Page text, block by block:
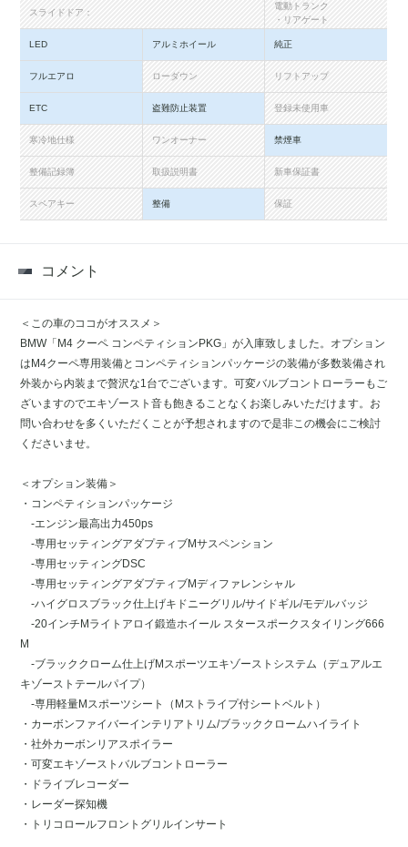
スライドドア：
電動トランク
・リアゲート
LED アルミホイール 純正
フルエアロ ローダウン リフトアップ
ETC 盗難防止装置 登録未使用車
寒冷地仕様 ワンオーナー 禁煙車
整備記録簿 取扱説明書 新車保証書
スペアキー 整備 保証
コメント
＜この車のココがオススメ＞
BMW「M4 クーペ コンペティションPKG」が入庫致しました。オプション
はM4クーペ専用装備とコンペティションパッケージの装備が多数装備され
外装から内装まで贅沢な1台でございます。可変バルブコントローラーもご
ざいますのでエキゾースト音も飽きることなくお楽しみいただけます。お
問い合わせを多くいただくことが予想されますので是非この機会にご検討
くださいませ。
＜オプション装備＞
・コンペティションパッケージ
-エンジン最高出力450ps
-専用セッティングアダプティブMサスペンション
-専用セッティングDSC
-専用セッティングアダプティブMディファレンシャル
-ハイグロスブラック仕上げキドニーグリル/サイドギル/モデルバッジ
-20インチMライトアロイ鍛造ホイール スタースポークスタイリング666
M
-ブラッククローム仕上げMスポーツエキゾーストシステム（デュアルエ
キゾーストテールパイプ）
-専用軽量Mスポーツシート（Mストライプ付シートベルト）
・カーボンファイバーインテリアトリム/ブラッククロームハイライト
・社外カーボンリアスポイラー
・可変エキゾーストバルブコントローラー
・ドライブレコーダー
・レーダー探知機
・トリコロールフロントグリルインサート